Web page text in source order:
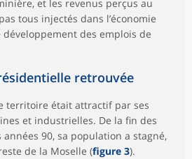
et les revenus perçus au
tous injectés dans l’économie
des emplois de
retrouvée
territoire était attractif par ses
et industrielles. De la fin des
90, sa population a stagné,
de la Moselle (figure 3).